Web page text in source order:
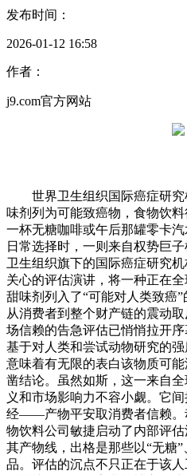
发布时间：
2026-01-12 16:58
作者：
j9.com官方网站
世界卫生组织国际癌症研究
味剂列为可能致癌物，食物饮
一杯无糖咖啡或午后那罐零卡
日常选择时，一则来自权势巨
卫生组织旗下的国际癌症研究
关心的评估演讲，将一种正在
甜味剂列入了“可能对人类致癌
从消费者到整个财产链的震动
场信赖的告急评估已悄悄拉开
基于对人类和尝试动物研究的强
意味着有无限的表白该物质可
凿结论。虽然如斯，这一来自
义和市场影响力不容小觑。它
经——产物平安取消费者信赖。
物饮料公司敏捷启动了内部评
其产物线，出格是那些以“无糖
品。评估的沉点不只正在于该